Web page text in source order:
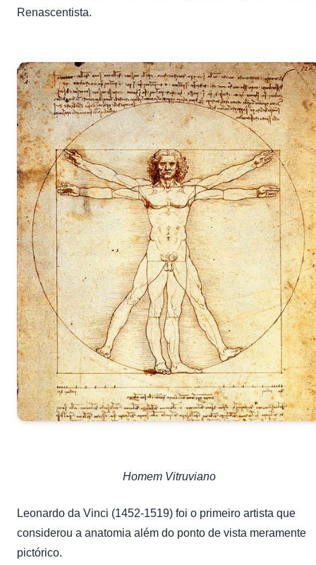
Renascentista.
Homem Vitruviano
Leonardo da Vinci (1452-1519) foi o primeiro artista que
considerou a anatomia além do ponto de vista meramente
pictórico.